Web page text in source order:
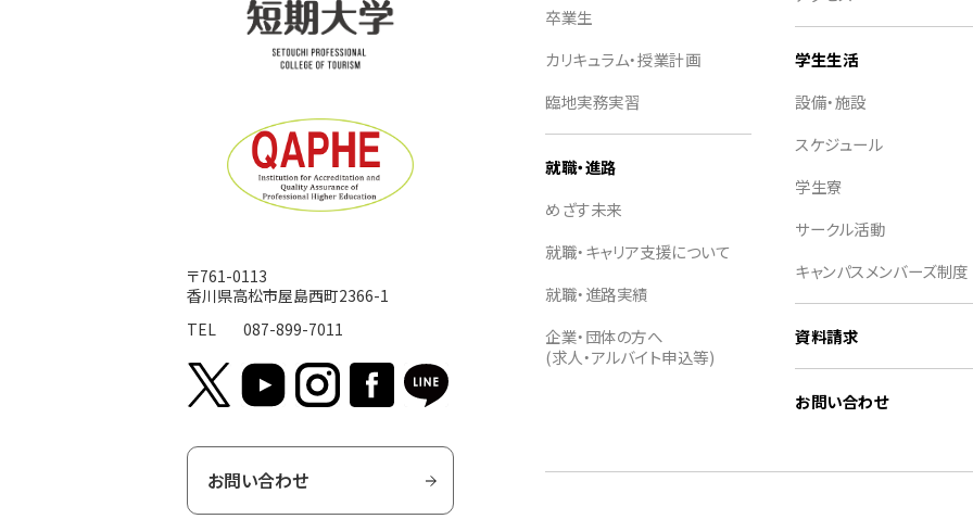
〒761-0113
香川県高松市屋島西町2366-1
TEL
087-899-7011
お問い合わせ
卒業生
カリキュラム・授業計画
臨地実務実習
就職・進路
めざす未来
就職・キャリア支援について
就職・進路実績
企業・団体の方へ
(求人・アルバイト申込等)
学生生活
設備・施設
スケジュール
学生寮
サークル活動
キャンパスメンバーズ制度
資料請求
お問い合わせ